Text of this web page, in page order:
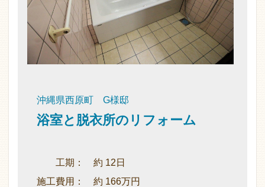
沖縄県西原町 G様邸
浴室と脱衣所のリフォーム
工期： 約 12日
施工費用： 約 166万円